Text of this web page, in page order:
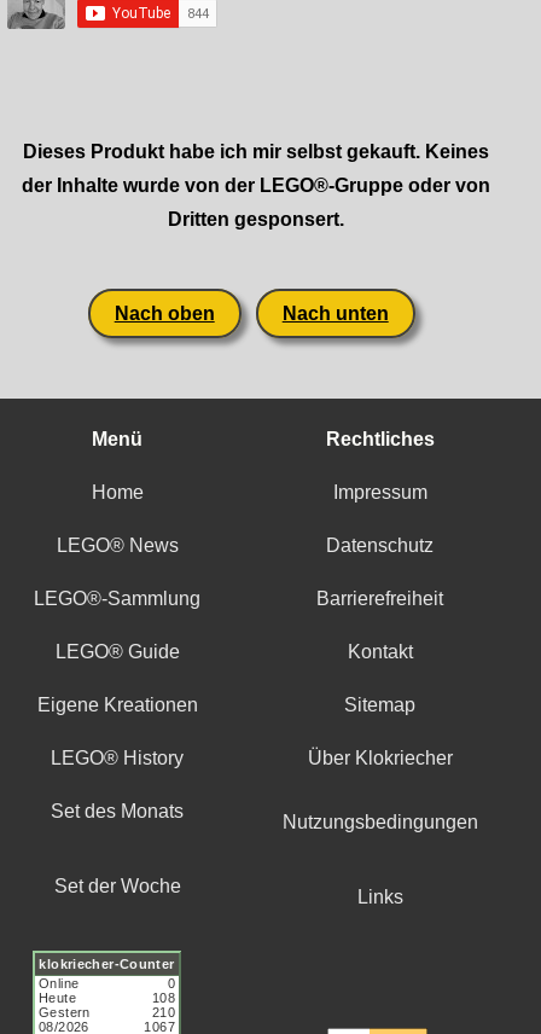
Dieses Produkt habe ich mir selbst gekauft. Keines
der Inhalte wurde von der LEGO®-Gruppe oder von
Dritten gesponsert.
Nach oben Nach unten
Menü Rechtliches
Home Impressum
LEGO® News Datenschutz
LEGO®-Sammlung Barrierefreiheit
LEGO® Guide Kontakt
Eigene Kreationen Sitemap
LEGO® History Über Klokriecher
Set des Monats
Nutzungsbedingungen
Set der Woche
Links